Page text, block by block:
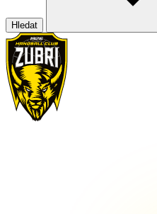
Hledat